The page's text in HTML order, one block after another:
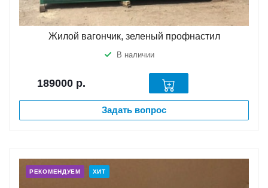
Жилой вагончик, зеленый профнастил
В наличии
189000 р.
Задать вопрос
РЕКОМЕНДУЕМ ХИТ